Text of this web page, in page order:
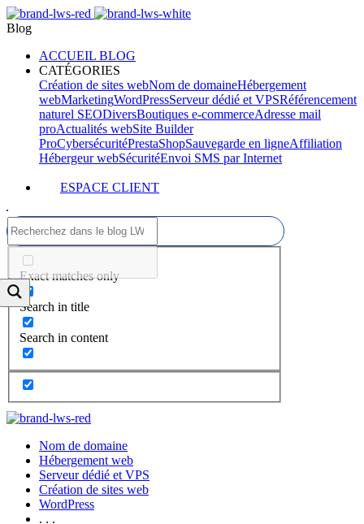
Blog
ACCUEIL BLOG
CATÉGORIES
Création de sites webNom de domaineHébergement
webMarketingWordPressServeur dédié et VPSRéférencement
naturel SEODiversBoutiques e-commerceAdresse mail
proActualités webSite Builder
ProCybersécuritéPrestaShopSauvegarde en ligneAffiliation
Hébergeur webSécuritéEnvoi SMS par Internet
ESPACE CLIENT
Exact matches only
Search in title
Search in content
Nom de domaine
Hébergement web
Serveur dédié et VPS
Création de sites web
WordPress
. . .